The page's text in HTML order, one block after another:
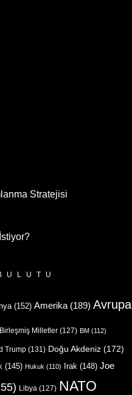
Stratejisi
(152) Amerika (189) Avrupa
Birleşmiş Milletler (127) BM (112)
Trump (131) Doğu Akdeniz (172)
(145) Hukuk (110) Irak (148) Joe
Libya (127) NATO